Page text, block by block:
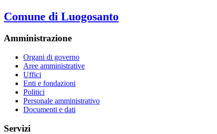
Comune di Luogosanto
Amministrazione
Organi di governo
Aree amministrative
Uffici
Enti e fondazioni
Politici
Personale amministrativo
Documenti e dati
Servizi